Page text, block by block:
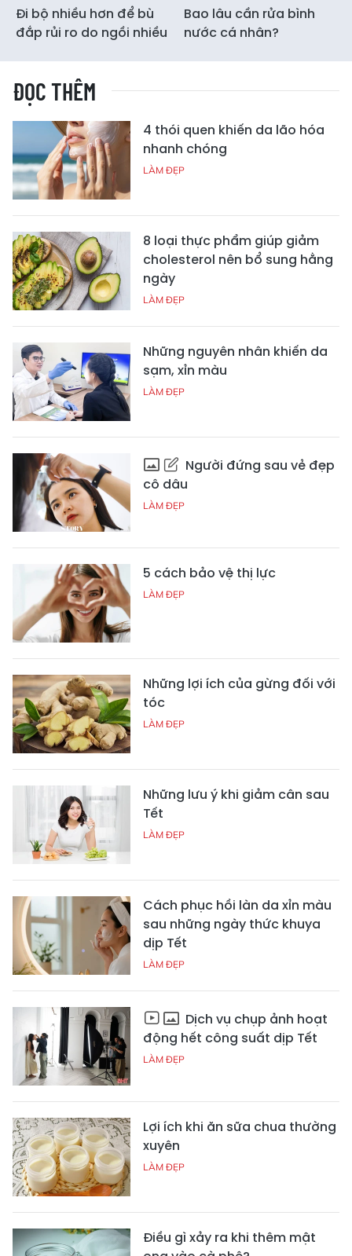
Đi bộ nhiều hơn để bù
đắp rủi ro do ngồi nhiều
Bao lâu cần rửa bình
nước cá nhân?
ĐỌC THÊM
4 thói quen khiến da lão hóa
nhanh chóng
LÀM ĐẸP
8 loại thực phẩm giúp giảm
cholesterol nên bổ sung hằng
ngày
LÀM ĐẸP
Những nguyên nhân khiến da
sạm, xỉn màu
LÀM ĐẸP
Người đứng sau vẻ đẹp
cô dâu
LÀM ĐẸP
5 cách bảo vệ thị lực
LÀM ĐẸP
Những lợi ích của gừng đối với
tóc
LÀM ĐẸP
Những lưu ý khi giảm cân sau
Tết
LÀM ĐẸP
Cách phục hồi làn da xỉn màu
sau những ngày thức khuya
dịp Tết
LÀM ĐẸP
Dịch vụ chụp ảnh hoạt
động hết công suất dịp Tết
LÀM ĐẸP
Lợi ích khi ăn sữa chua thường
xuyên
LÀM ĐẸP
Điều gì xảy ra khi thêm mật